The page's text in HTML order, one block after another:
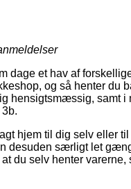
dage et hav af
og så henter du
hensigtsmæssig, samt
hjem til dig selv eller
desuden særligt let
du selv henter varerne,